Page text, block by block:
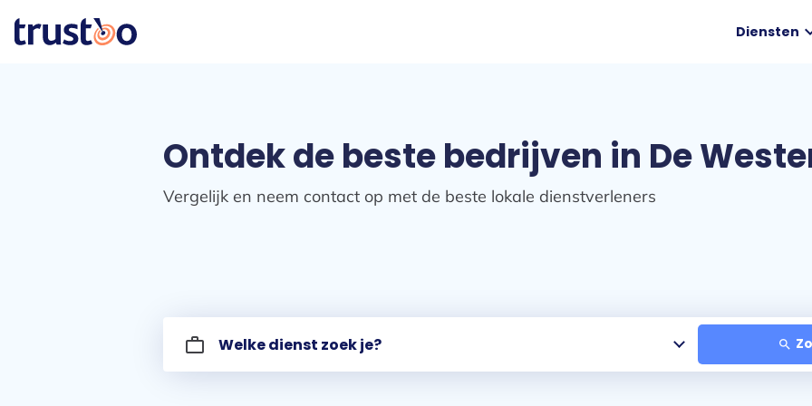
Diensten
Ontdek de beste bedrijven in De
Vergelijk en neem contact op met de beste lokale dienstverleners
work_outline search